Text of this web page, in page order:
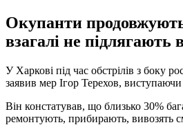
Окупанти
взагалі не підлягають
У Харкові під час обстрілів з боку
заявив мер Ігор Терехов,
Він констатував, що близько 30%
ремонтують, прибирають, вивозять